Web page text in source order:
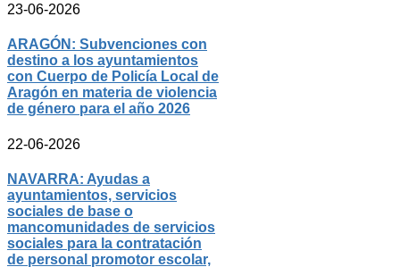
23-06-2026
ARAGÓN: Subvenciones con
destino a los ayuntamientos
con Cuerpo de Policía Local de
Aragón en materia de violencia
de género para el año 2026
22-06-2026
NAVARRA: Ayudas a
ayuntamientos, servicios
sociales de base o
mancomunidades de servicios
sociales para la contratación
de personal promotor escolar,